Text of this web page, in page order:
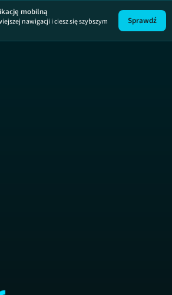
Berek
TAG
mobilną
nawigacji i ciesz się szybszym
Sprawdź